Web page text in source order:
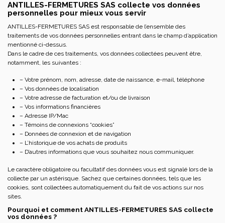
ANTILLES-FERMETURES SAS collecte vos données
personnelles pour mieux vous servir
ANTILLES-FERMETURES SAS est responsable de l’ensemble des
traitements de vos données personnelles entrant dans le champ d’application
mentionné ci-dessus.
Dans le cadre de ces traitements, vos données collectées peuvent être,
notamment, les suivantes :
– Votre prénom, nom, adresse, date de naissance, e-mail, téléphone
– Vos données de localisation
– Votre adresse de facturation et/ou de livraison
– Vos informations financières
– Adresse IP/Mac
– Témoins de connexions “cookies”
– Données de connexion et de navigation
– L’historique de vos achats de produits
– D’autres informations que vous souhaitez nous communiquer.
Le caractère obligatoire ou facultatif des données vous est signalé lors de la
collecte par un astérisque. Sachez que certaines données, tels que les
cookies, sont collectées automatiquement du fait de vos actions sur nos
sites.
Pourquoi et comment ANTILLES-FERMETURES SAS collecte
vos données ?